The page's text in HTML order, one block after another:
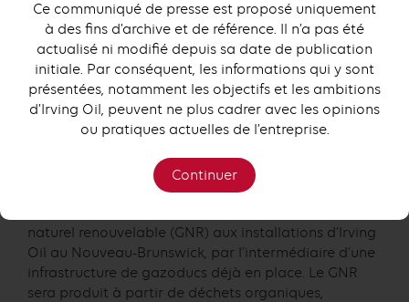
(GrowTEC) ont annoncé la conclusion d’un accord
qui permettra d’approvisionner en gaz naturel
renouvelable sans émission de carbone les
installations d’Irving Oil au Nouveau-Brunswick, site
de la plus grande raffinerie du Canada, démontrant
ainsi qu’il est possible de mettre au point des
solutions énergétiques à faible émission de carbone
élaborées au Canada.
Cet accord porte sur la fourniture pendant dix ans
naturel renouvelable (GNR) aux installations d’Irving
Oil au Nouveau-Brunswick, par l’intermédiaire d’une
infrastructure de gazoducs déjà en place. Le GNR
sera produit à partir de déchets organiques,
Ce communiqué de presse est proposé uniquement
à des fins d’archive et de référence. Il n’a pas été
actualisé ni modifié depuis sa date de publication
initiale. Par conséquent, les informations qui y sont
présentées, notamment les objectifs et les ambitions
d’Irving Oil, peuvent ne plus cadrer avec les opinions
ou pratiques actuelles de l’entreprise.
Continuer